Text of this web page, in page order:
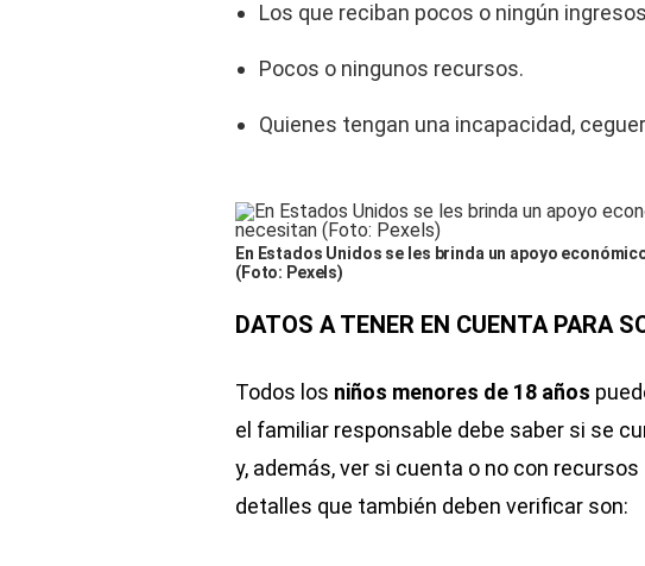
Los que reciban pocos o ningún
Pocos o ningunos recursos.
Quienes tengan una incapacidad,
En Estados Unidos se les brinda un apoyo
(Foto: Pexels)
DATOS A TENER EN CUENTA PARA
Todos los niños menores de 18 años
el familiar responsable debe saber si se
y, además, ver si cuenta o no con
detalles que también deben verificar son: